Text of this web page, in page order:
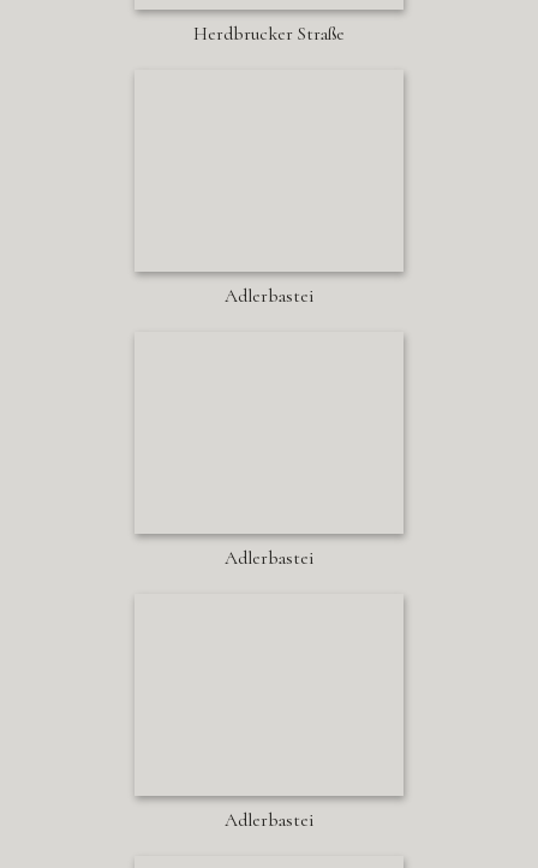
Herdbrucker Straße
Adlerbastei
Adlerbastei
Adlerbastei